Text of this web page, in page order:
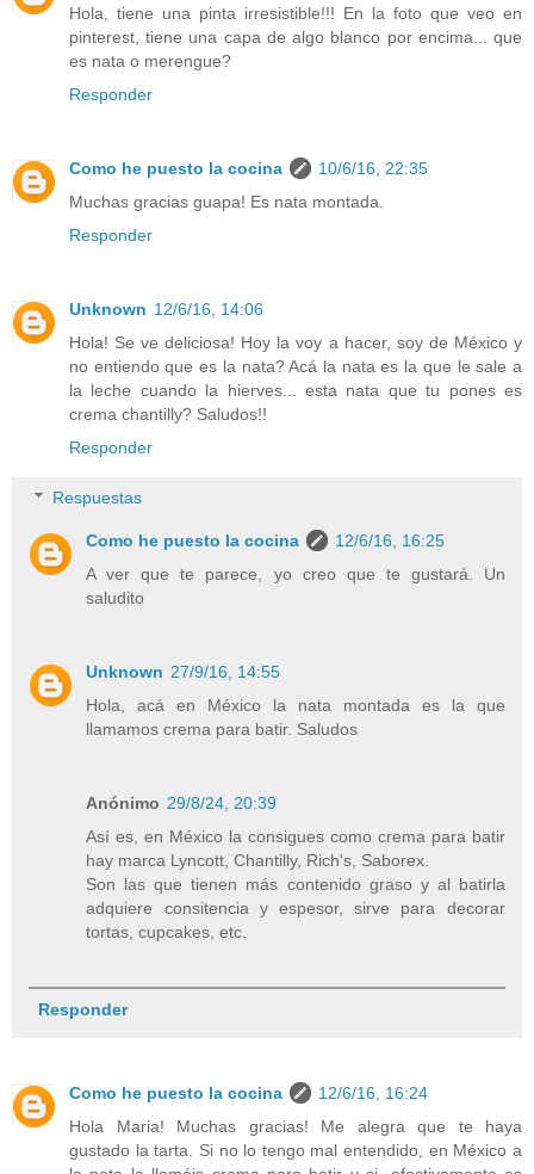
Hola, tiene una pinta irresistible!!! En la foto que veo en
pinterest, tiene una capa de algo blanco por encima... que
es nata o merengue?
Responder
Como he puesto la cocina
10/6/16, 22:35
Muchas gracias guapa! Es nata montada.
Responder
Unknown 12/6/16, 14:06
Hola! Se ve deliciosa! Hoy la voy a hacer, soy de México y
no entiendo que es la nata? Acá la nata es la que le sale a
la leche cuando la hierves... esta nata que tu pones es
crema chantilly? Saludos!!
Responder
Respuestas
Como he puesto la cocina
12/6/16, 16:25
A ver que te parece, yo creo que te gustará. Un
saludito
Unknown 27/9/16, 14:55
Hola, acá en México la nata montada es la que
llamamos crema para batir. Saludos
Anónimo 29/8/24, 20:39
Así es, en México la consigues como crema para batir
hay marca Lyncott, Chantilly, Rich's, Saborex.
Son las que tienen más contenido graso y al batirla
adquiere consitencia y espesor, sirve para decorar
tortas, cupcakes, etc.
Responder
Como he puesto la cocina
12/6/16, 16:24
Hola Maria! Muchas gracias! Me alegra que te haya
gustado la tarta. Si no lo tengo mal entendido, en México a